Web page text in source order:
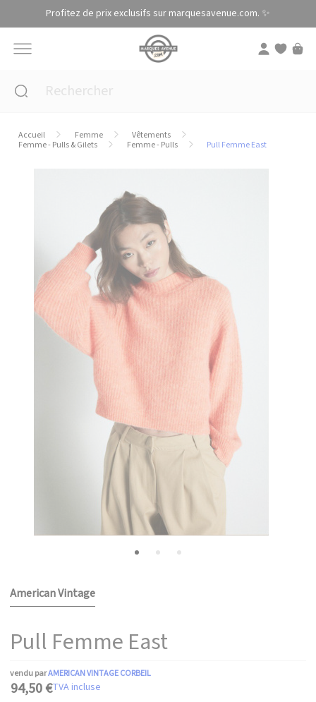
Profitez de prix exclusifs sur marquesavenue.com. ✨
Accueil Femme
Vêtements
Femme - Pulls & Gilets
Femme - Pulls Pull Femme East
American Vintage
Pull Femme East
vendu parAMERICAN VINTAGE CORBEIL
94,50 €TVA incluse
Panneau de gestion des cookies